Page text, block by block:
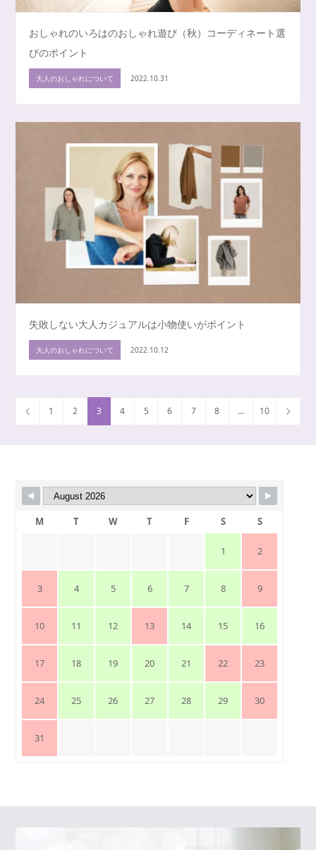
おしゃれのいろはのおしゃれ遊び（秋）コーディネート選
びのポイント
大人のおしゃれについて 2022.10.31
失敗しない大人カジュアルは小物使いがポイント
大人のおしゃれについて 2022.10.12
1 2 3 4 5 6 7 8 … 10
M T W T F S S
1 2
3 4 5 6 7 8 9
10 11 12 13 14 15 16
17 18 19 20 21 22 23
24 25 26 27 28 29 30
31